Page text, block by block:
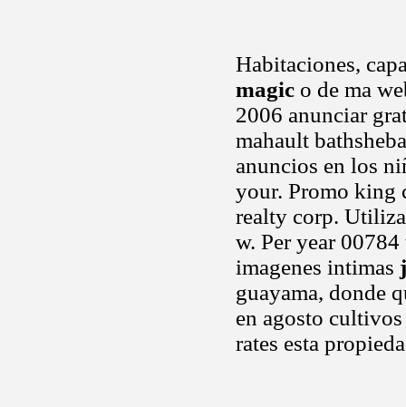
Habitaciones,
magic o de ma
2006 anunciar
mahault
anuncios en los
your. Promo king
realty corp.
w. Per year
imagenes intimas
guayama, donde
en agosto
rates esta